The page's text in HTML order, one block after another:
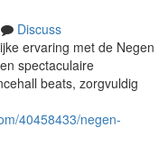
Discuss
ervaring met de Negen
spectaculaire
beats, zorgvuldig
40458433/negen-